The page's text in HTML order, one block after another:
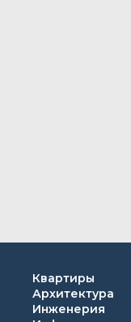
Квартиры
Архитектура
Инженерия